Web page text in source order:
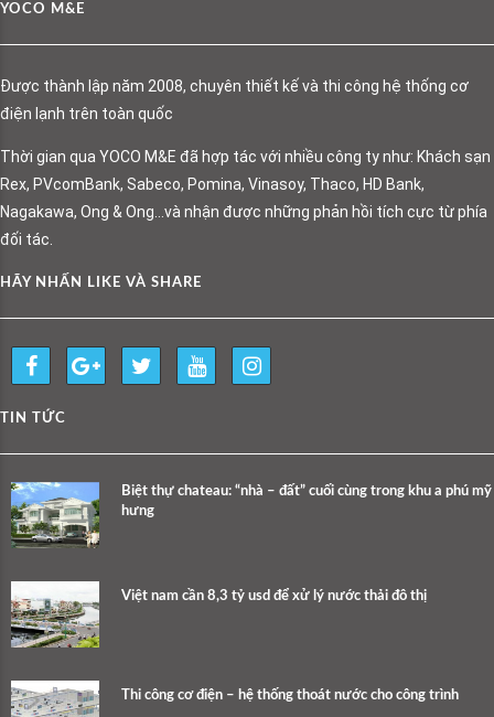
YOCO M&E
Được thành lập năm 2008, chuyên thiết kế và thi công hệ thống cơ
điện lạnh trên toàn quốc
Thời gian qua YOCO M&E đã hợp tác với nhiều công ty như: Khách sạn
Rex, PVcomBank, Sabeco, Pomina, Vinasoy, Thaco, HD Bank,
Nagakawa, Ong & Ong…và nhận được những phản hồi tích cực từ phía
đối tác.
HÃY NHẤN LIKE VÀ SHARE
TIN TỨC
Biệt thự chateau: “nhà – đất” cuối cùng trong khu a phú mỹ
hưng
Việt nam cần 8,3 tỷ usd để xử lý nước thải đô thị
Thi công cơ điện – hệ thống thoát nước cho công trình